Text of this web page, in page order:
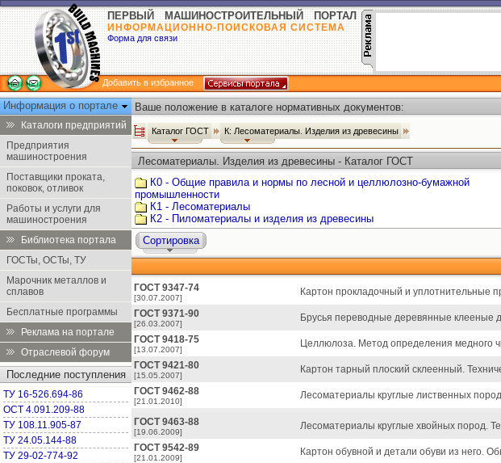
ПЕРВЫЙ МАШИНОСТРОИТЕЛЬНЫЙ ПОРТАЛ
ИНФОРМАЦИОННО-ПОИСКОВАЯ СИСТЕМА
Форма для связи
Добавить в избранное
Информация о портале
Каталоги предприятий
Предприятия
машиностроения
Поставщики проката,
поковок, отливок
Работы и услуги для
машиностроения
Библиотека портала
ГОСТы, ОСТы, ТУ
Марочник металлов и
сплавов
Бесплатные программы
Реклама на портале
Отраслевой форум
Последние поступления
ТУ 16-526.694-86
ОСТ 4.091.209-88
ТУ 108.11.905-87
ТУ 24.05.144-88
ТУ 29-02-774-92
Ваше положение в каталоге нормативных документов:
Каталог ГОСТ К: Лесоматериалы. Изделия из древесины
Лесоматериалы. Изделия из древесины - Каталог ГОСТ
К0 - Общие правила и нормы по лесной и целлюлозно-бумажной
промышленности
К1 - Лесоматериалы
К2 - Пиломатериалы и изделия из древесины
Сортировка
ГОСТ 9347-74
[30.07.2007]
Картон прокладочный и уплотнительные
ГОСТ 9371-90
[26.03.2007]
Брусья переводные деревянные клееные
ГОСТ 9418-75
[13.07.2007]
Целлюлоза. Метод определения медного
ГОСТ 9421-80
[15.05.2007]
Картон тарный плоский склеенный.
ГОСТ 9462-88
[21.01.2010]
Лесоматериалы круглые лиственных
ГОСТ 9463-88
[19.06.2009]
Лесоматериалы круглые хвойных пород.
ГОСТ 9542-89
[21.01.2009]
Картон обувной и детали обуви из него.